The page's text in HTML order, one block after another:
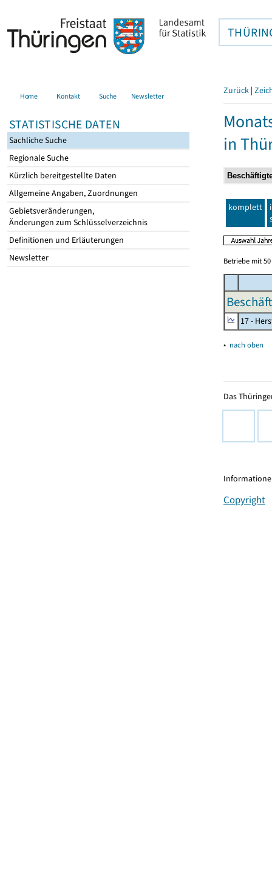
Home Kontakt Suche Newsletter
STATISTISCHE DATEN
Sachliche Suche
Regionale Suche
Kürzlich bereitgestellte Daten
Allgemeine Angaben, Zuordnungen
Gebietsveränderungen,
Änderungen zum Schlüsselverzeichnis
Definitionen und Erläuterungen
Newsletter
Zurück |
in
komplett
Betriebe mit
17 -
▴ nach oben
Das
Copyright